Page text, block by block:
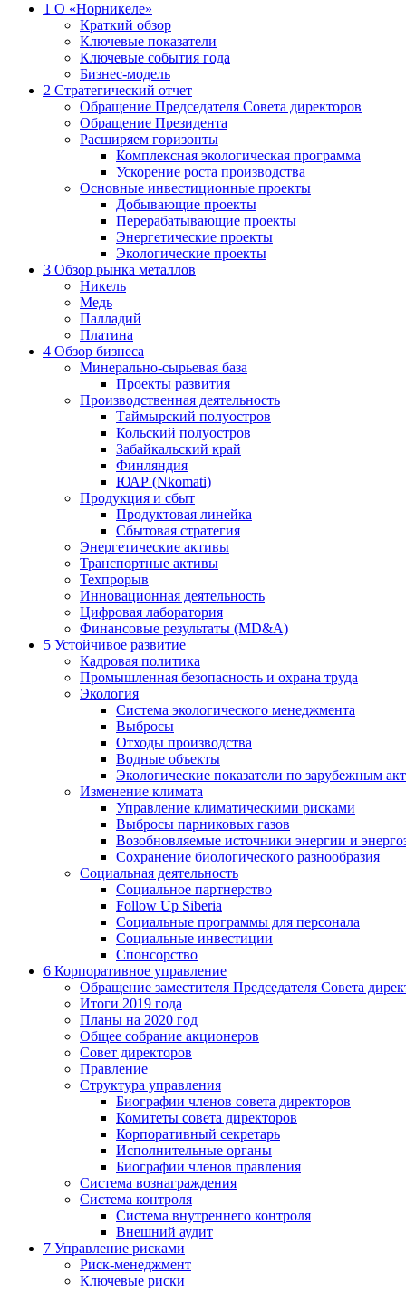
1 О «Норникеле»
Краткий обзор
Ключевые показатели
Ключевые события года
Бизнес-модель
2 Стратегический отчет
Обращение Председателя Совета директоров
Обращение Президента
Расширяем горизонты
Комплексная экологическая программа
Ускорение роста производства
Основные инвестиционные проекты
Добывающие проекты
Перерабатывающие проекты
Энергетические проекты
Экологические проекты
3 Обзор рынка металлов
Никель
Медь
Палладий
Платина
4 Обзор бизнеса
Минерально-сырьевая база
Проекты развития
Производственная деятельность
Таймырский полуостров
Кольский полуостров
Забайкальский край
Финляндия
ЮАР (Nkomati)
Продукция и сбыт
Продуктовая линейка
Сбытовая стратегия
Энергетические активы
Транспортные активы
Техпрорыв
Инновационная деятельность
Цифровая лаборатория
Финансовые результаты (MD&A)
5 Устойчивое развитие
Кадровая политика
Промышленная безопасность и охрана труда
Экология
Система экологического менеджмента
Выбросы
Отходы производства
Водные объекты
Экологические показатели по зарубежным
Изменение климата
Управление климатическими рисками
Выбросы парниковых газов
Возобновляемые источники энергии и
Сохранение биологического разнообразия
Социальная деятельность
Социальное партнерство
Follow Up Siberia
Социальные программы для персонала
Социальные инвестиции
Спонсорство
6 Корпоративное управление
Обращение заместителя Председателя Совета
Итоги 2019 года
Планы на 2020 год
Общее собрание акционеров
Совет директоров
Правление
Структура управления
Биографии членов совета директоров
Комитеты совета директоров
Корпоративный секретарь
Исполнительные органы
Биографии членов правления
Система вознаграждения
Система контроля
Система внутреннего контроля
Внешний аудит
7 Управление рисками
Риск-менеджмент
Ключевые риски